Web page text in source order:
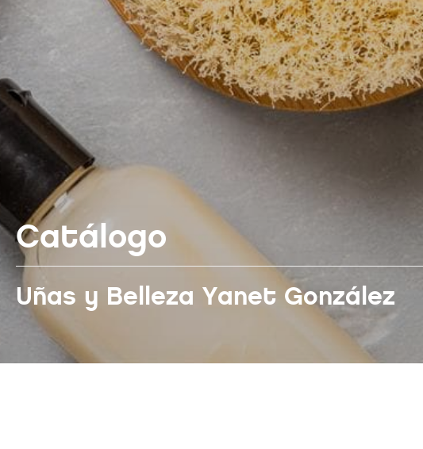
Catálogo
Uñas y Belleza Yanet González